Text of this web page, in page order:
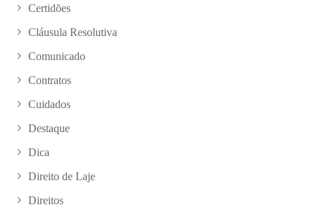
Certidões
Cláusula Resolutiva
Comunicado
Contratos
Cuidados
Destaque
Dica
Direito de Laje
Direitos